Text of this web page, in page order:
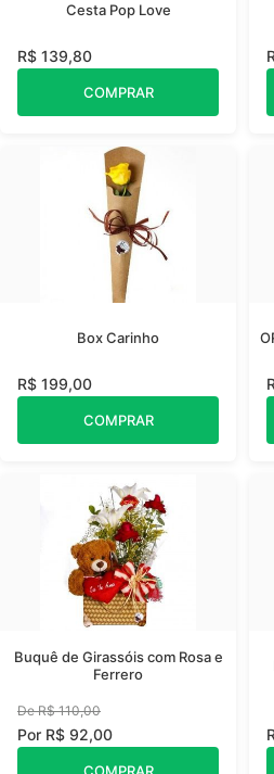
Cesta Pop Love
R$ 139,80
COMPRAR
Box Carinho
R$ 199,00
COMPRAR
Buquê de Girassóis com Rosa e
Ferrero
De R$ 110,00
Por R$ 92,00